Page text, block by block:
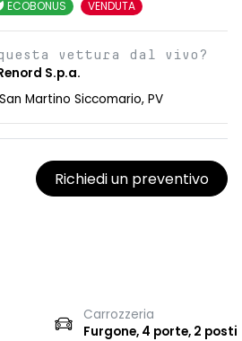
ECOBONUS VENDUTA
vettura dal vivo?
S.p.a.
Martino Siccomario, PV
Richiedi un preventivo
Carrozzeria
Furgone, 4 porte, 2 posti